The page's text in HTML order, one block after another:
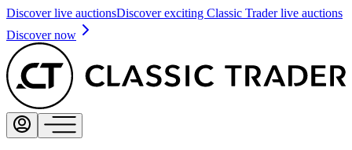
Discover live auctionsDiscover exciting Classic Trader live auctions
Discover now